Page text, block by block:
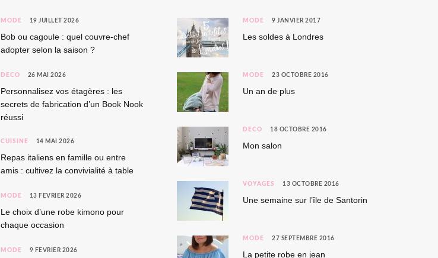
MODE 19 JUILLET 2026
Bob ou cagoule : quel couvre-chef
adopter selon la saison ?
DÉCO 26 MAI 2026
Personnalisez vos étagères : les
secrets de fabrication d’un Book Nook
réussi
CUISINE 14 MAI 2026
Repas italiens en famille ou entre
amis : cultivez la convivialité à table
MODE 13 FÉVRIER 2026
Le choix d’une robe kimono pour
chaque occasion
MODE 9 FÉVRIER 2026
MODE 9 JANVIER 2017
Les soldes à Londres
MODE 23 OCTOBRE 2016
Un an de plus
DÉCO 18 OCTOBRE 2016
Mon salon
VOYAGES 13 OCTOBRE 2016
Une semaine sur l’île de Santorin
MODE 27 SEPTEMBRE 2016
La petite robe en jean